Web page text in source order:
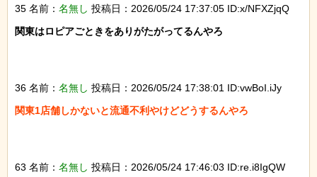
35 名前： 名無し 投稿日：2026/05/24 17:37:05 ID:x/NFXZjqQ
関東はロピアごときをありがたがってるんやろ
36 名前： 名無し 投稿日：2026/05/24 17:38:01 ID:vwBoI.iJy
関東1店舗しかないと流通不利やけどどうするんやろ
63 名前： 名無し 投稿日：2026/05/24 17:46:03 ID:re.i8IgQW